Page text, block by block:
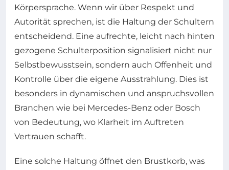
Körpersprache. Wenn wir über Respekt und
Autorität sprechen, ist die Haltung der Schultern
entscheidend. Eine aufrechte, leicht nach hinten
gezogene Schulterposition signalisiert nicht nur
Selbstbewusstsein, sondern auch Offenheit und
Kontrolle über die eigene Ausstrahlung. Dies ist
besonders in dynamischen und anspruchsvollen
Branchen wie bei Mercedes-Benz oder Bosch
von Bedeutung, wo Klarheit im Auftreten
Vertrauen schafft.
Eine solche Haltung öffnet den Brustkorb, was